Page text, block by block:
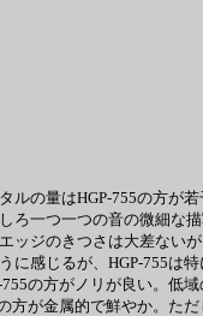
の量はHGP-755の方が
一つ一つの音の微細な
ジのきつさは大差ない
感じるが、HGP-755は
の方がノリが良い。低
が金属的で鮮やか。た